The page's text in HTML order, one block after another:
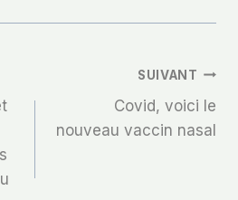
SUIVANT
Covid, voici le
nouveau vaccin nasal